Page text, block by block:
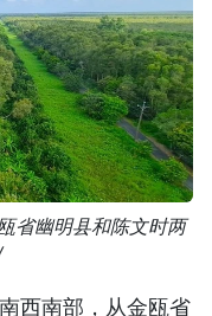
省幽明县和陈文时两
西南部，从金瓯省